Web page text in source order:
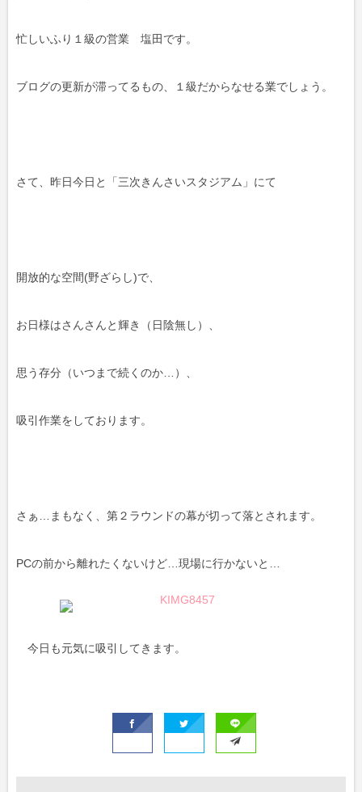
忙しいふり１級の営業 塩田です。
ブログの更新が滞ってるもの、１級だからなせる業でしょう。
さて、昨日今日と「三次きんさいスタジアム」にて
開放的な空間(野ざらし)で、
お日様はさんさんと輝き（日陰無し）、
思う存分（いつまで続くのか…）、
吸引作業をしております。
さぁ…まもなく、第２ラウンドの幕が切って落とされます。
PCの前から離れたくないけど…現場に行かないと…
今日も元気に吸引してきます。